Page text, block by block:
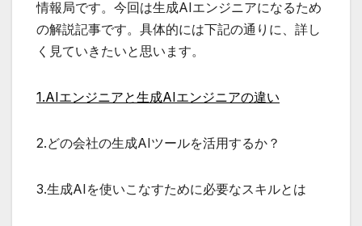
情報局です。今回は生成AIエンジニアになるため
の解説記事です。具体的には下記の通りに、詳し
く見ていきたいと思います。
1.AIエンジニアと生成AIエンジニアの違い
2.どの会社の生成AIツールを活用するか？
3.生成AIを使いこなすために必要なスキルとは